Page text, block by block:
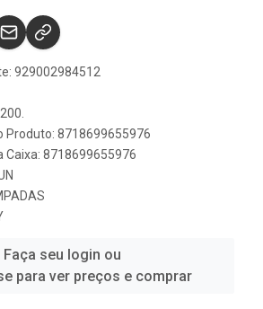
929002984512
Produto: 8718699655976
Caixa: 8718699655976
Faça seu login ou
para ver preços e comprar